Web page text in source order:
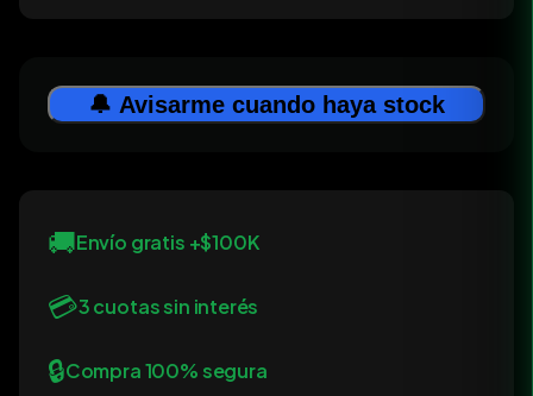
🔔 Avisarme cuando haya stock
🚚Envío gratis +$100K
💳3 cuotas sin interés
🔒Compra 100% segura